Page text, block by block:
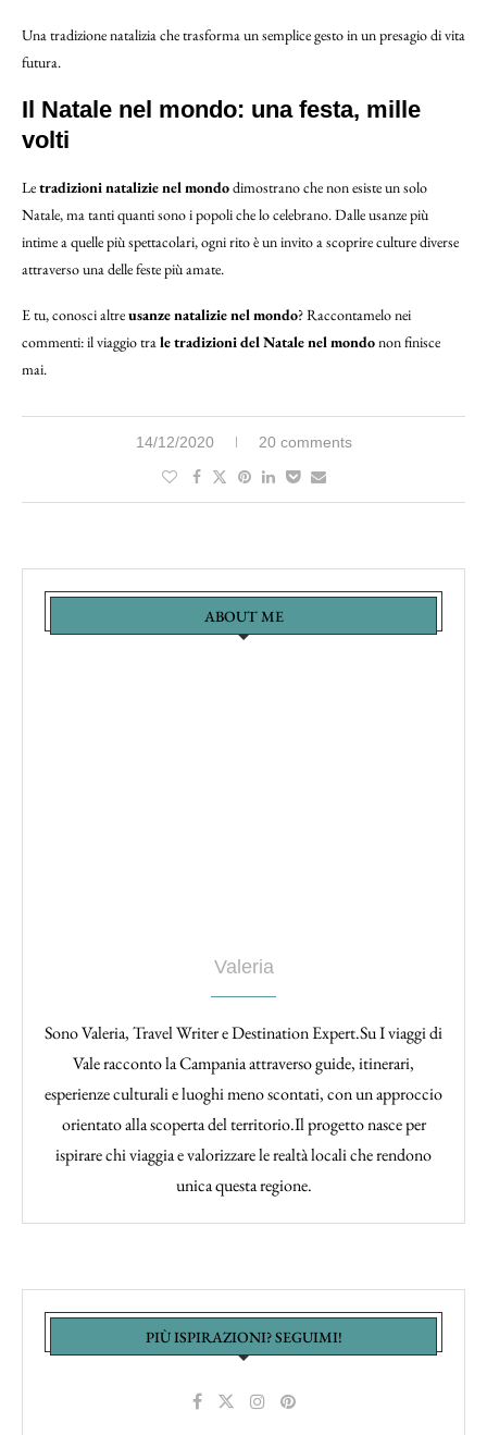
Una tradizione nataliziache trasforma un semplice gesto in un presagio di vita
futura.
Il Natale nel mondo: una festa, mille
volti
Letradizioni natalizie nel mondodimostrano che non esiste un solo
Natale, ma tanti quanti sono i popoli che lo celebrano. Dalle usanze più
intime a quelle più spettacolari, ogni rito è un invito a scoprire culture diverse
attraverso una delle feste più amate.
E tu, conosci altreusanze natalizie nel mondo? Raccontamelo nei
commenti: il viaggio trale tradizioni del Natale nel mondonon finisce
mai.
14/12/2020 20 comments
ABOUT ME
Valeria
Sono Valeria, Travel Writer e Destination Expert.Su I viaggi di
Vale racconto la Campania attraverso guide, itinerari,
esperienze culturali e luoghi meno scontati, con un approccio
orientato alla scoperta del territorio.Il progetto nasce per
ispirare chi viaggia e valorizzare le realtà locali che rendono
unica questa regione.
PIÙ ISPIRAZIONI? SEGUIMI!